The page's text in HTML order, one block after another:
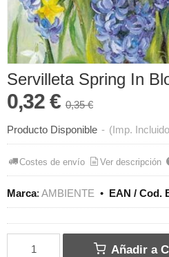
Servilleta Spring In
0,32 € 0,35 €
Producto Disponible - (Imp.
Costes de envío Ver descripción
Marca: AMBIENTE • EAN / Cod.
Añadir a